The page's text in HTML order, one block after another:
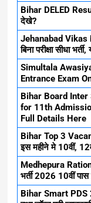
Bihar DELED
देखे?
Jehanabad Vikas
बिना परीक्षा सीधा
Simultala
Entrance Exam
Bihar Board
for 11th
Full Details Here
Bihar Top 3
इस महीने मे 10वीं,
Medhepura
भर्ती 2026 10वीं
Bihar Smart PDS